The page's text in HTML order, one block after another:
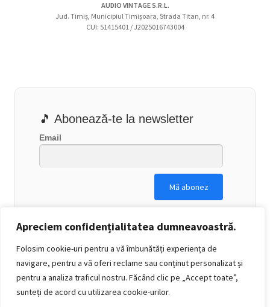
Apreciem confidențialitatea dumneavoastră.
Folosim cookie-uri pentru a vă îmbunătăți experiența de
navigare, pentru a vă oferi reclame sau conținut personalizat și
pentru a analiza traficul nostru. Făcând clic pe „Accept toate”,
sunteți de acord cu utilizarea cookie-urilor.
AUDIO VINTAGE S.R.L.
Jud. Timiș, Municipiul Timișoara, Strada Titan, nr. 4
CUI: 51415401 / J2025016743004
🎵 Abonează-te la newsletter
Email